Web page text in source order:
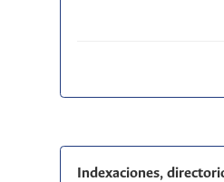
Indexaciones,